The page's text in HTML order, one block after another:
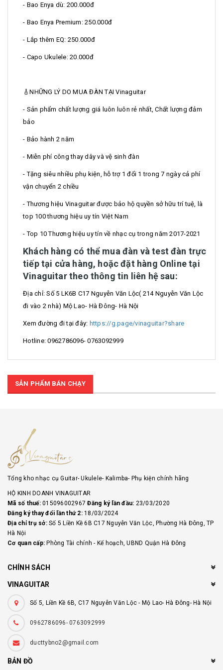
- Bao Enya dù: 200.000đ
- Bao Enya Premium: 250.000đ
- Lắp thêm EQ: 250.000đ
- Capo Ukulele: 20.000đ
🎸NHỮNG LÝ DO MUA ĐÀN TẠI Vinaguitar
- Sản phẩm chất lượng giá luôn luôn rẻ nhất, Chất lượng đảm
bảo
- Bảo hành 2 năm
- Miễn phí công thay dây và vệ sinh đàn
- Tặng siêu nhiều phụ kiện, hỗ trợ 1 đổi 1 trong 7 ngày cả phí
vận chuyển 2 chiều
- Thương hiệu Vinaguitar được bảo hộ quyền sở hữu trí tuệ, là
top 100 thương hiệu uy tín Việt Nam
- Top 10 Thương hiệu uy tín về nhạc cụ trong năm 2017-2021
Khách hàng có thể mua đàn và test đàn trực
tiếp tại cửa hàng, hoặc đặt hàng Online tại
Vinaguitar theo thông tin liên hệ sau:
Địa chỉ: Số 5 LK6B C17 Nguyễn Văn Lộc( 214 Nguyễn Văn Lộc
đi vào 2 nhà) Mộ Lao- Hà Đông- Hà Nội
Xem đường đi tại đây: https://g.page/vinaguitar?share
Hotline: 0962786096- 0763092999
SẢN PHẨM BÁN CHẠY
Tổng kho nhạc cụ Guitar- Ukulele- Kalimba- Phụ kiện chính hãng
HỘ KINH DOANH VINAGUITAR
Mã số thuế:015096002967Đăng ký lần đầu: 23/03/2020
Đăng ký thay đổi lần thứ 2:18/03/2024
Địa chỉ trụ sở:Số 5 Liền Kề 6B C17 Nguyễn Văn Lộc, Phường Hà Đông, TP
Hà Nội
Cơ quan cấp: Phòng Tài chính - Kế hoạch, UBND Quận Hà Đông
CHÍNH SÁCH
VINAGUITAR
Số 5, Liền Kề 6B, C17 Nguyễn Văn Lộc - Mộ Lao- Hà Đông- Hà Nội
0962786096- 0763092999
ducttybno2@gmail.com
BẢN ĐỒ